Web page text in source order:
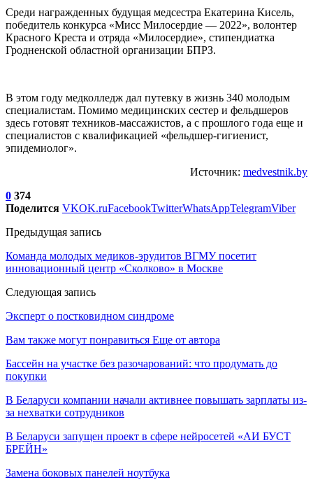
Среди награжденных будущая медсестра Екатерина Кисель,
победитель конкурса «Мисс Милосердие — 2022», волонтер
Красного Креста и отряда «Милосердие», стипендиатка
Гродненской областной организации БПРЗ.
В этом году медколледж дал путевку в жизнь 340 молодым
специалистам. Помимо медицинских сестер и фельдшеров
здесь готовят техников-массажистов, а с прошлого года еще и
специалистов с квалификацией «фельдшер-гигиенист,
эпидемиолог».
Источник: medvestnik.by
0 374
Поделится VKOK.ruFacebookTwitterWhatsAppTelegramViber
Предыдущая запись
Команда молодых медиков-эрудитов ВГМУ посетит
инновационный центр «Сколково» в Москве
Следующая запись
Эксперт о постковидном синдроме
Вам также могут понравиться Еще от автора
Бассейн на участке без разочарований: что продумать до
покупки
В Беларуси компании начали активнее повышать зарплаты из-
за нехватки сотрудников
В Беларуси запущен проект в сфере нейросетей «АИ БУСТ
БРЕЙН»
Замена боковых панелей ноутбука